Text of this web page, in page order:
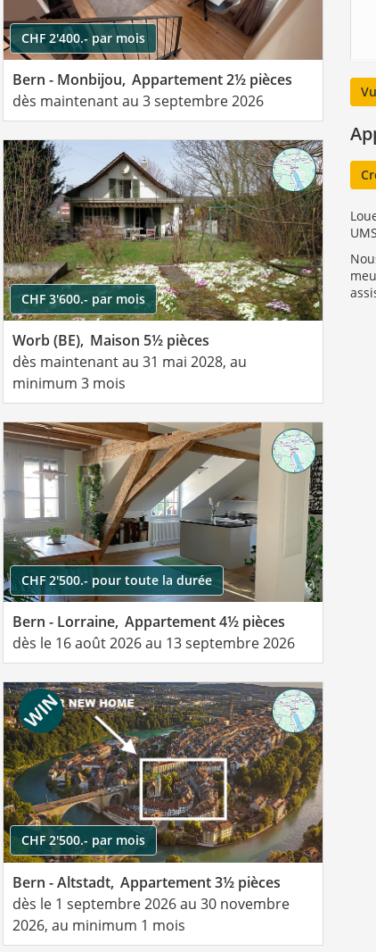
CHF 2'400.- par mois
Bern - Monbijou, Appartement 2½ pièces
dès maintenant au 3 septembre 2026
CHF 3'600.- par mois
Worb (BE), Maison 5½ pièces
dès maintenant au 31 mai 2028, au
minimum 3 mois
CHF 2'500.- pour toute la durée
Bern - Lorraine, Appartement 4½ pièces
dès le 16 août 2026 au 13 septembre 2026
CHF 2'500.- par mois
Bern - Altstadt, Appartement 3½ pièces
dès le 1 septembre 2026 au 30 novembre
2026, au minimum 1 mois